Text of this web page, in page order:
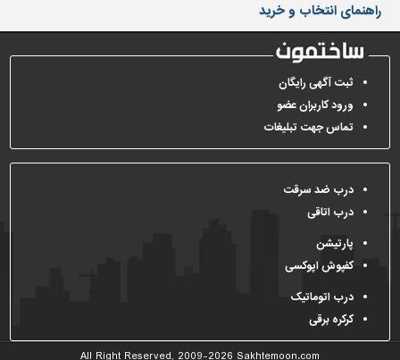
سنگ
سرویس
بهداشتی
ابزار،یراق
و
ماشین
آلات
برقی،روشنایی،ایمنی
سازی
و
ساخت
و
راهنمای انتخاب و خرید
ثبت آگهی رایگان
ورود کاربران عضو
تماس جهت تبلیغات
درب ضد سرقت
درب اتاقی
پارتیشن
کفپوش اپوکسی
درب اتوماتیک
کرکره برقی
All Right Reserved, 2009-2026 Sakhtemoon.com